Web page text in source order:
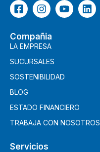
Compañia
LA EMPRESA
SUCURSALES
SOSTENIBILIDAD
BLOG
ESTADO FINANCIERO
TRABAJA CON NOSOTROS
Servicios